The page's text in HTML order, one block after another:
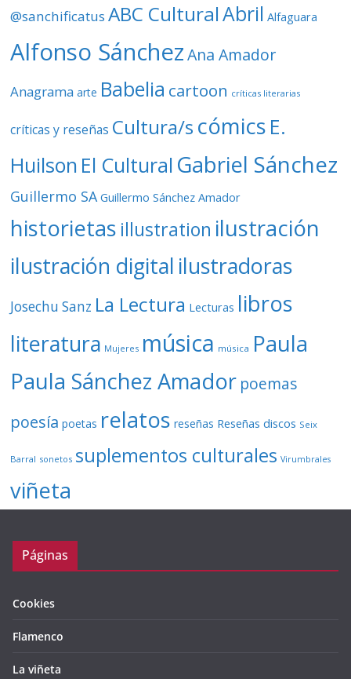
e
@sanchificatus ABC CulturalAbril Alfaguara
Alfonso Sánchez Ana Amador
Anagrama arte Babelia cartoon críticas literarias
críticas y reseñas Cultura/s cómics E.
Huilson El Cultural Gabriel Sánchez
Guillermo SA Guillermo Sánchez Amador
historietas illustration ilustración
ilustración digital ilustradoras
Josechu Sanz La Lectura Lecturas libros
literatura Mujeres música música Paula
Paula Sánchez Amador poemas
poesía poetas relatos reseñas Reseñas discos Seix
Barral sonetos suplementos culturales Virumbrales
viñeta
Páginas
Cookies
Flamenco
La viñeta